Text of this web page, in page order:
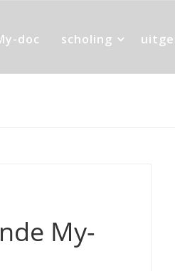
doc scholing
My-